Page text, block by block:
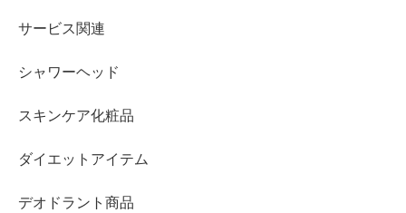
サービス関連
シャワーヘッド
スキンケア化粧品
ダイエットアイテム
デオドラント商品